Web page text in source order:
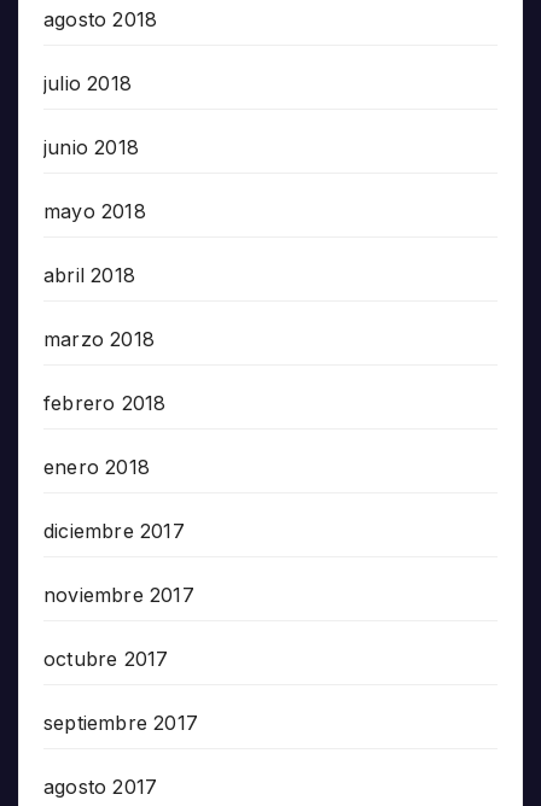
agosto 2018
julio 2018
junio 2018
mayo 2018
abril 2018
marzo 2018
febrero 2018
enero 2018
diciembre 2017
noviembre 2017
octubre 2017
septiembre 2017
agosto 2017